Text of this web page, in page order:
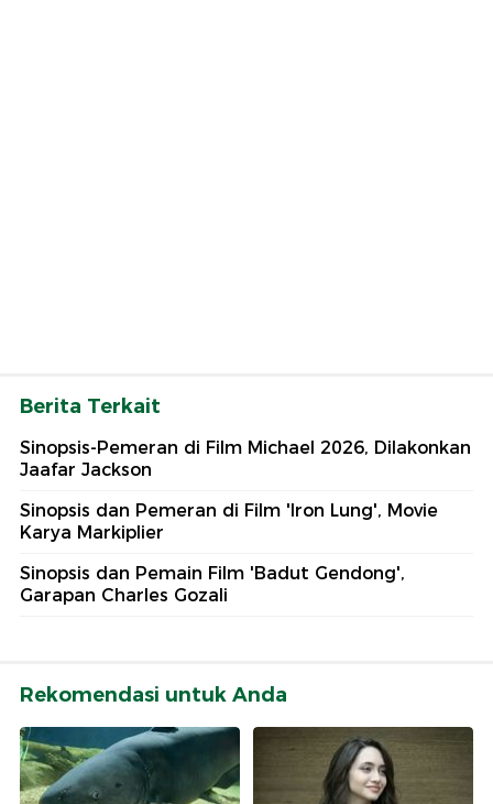
Berita Terkait
Sinopsis-Pemeran di Film Michael 2026, Dilakonkan
Jaafar Jackson
Sinopsis dan Pemeran di Film 'Iron Lung', Movie
Karya Markiplier
Sinopsis dan Pemain Film 'Badut Gendong',
Garapan Charles Gozali
Rekomendasi untuk Anda